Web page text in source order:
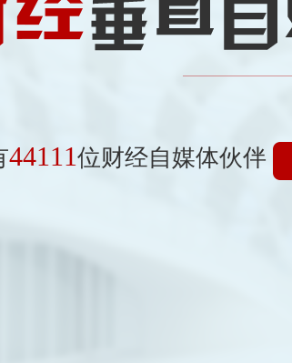
44111位财经自媒体伙伴